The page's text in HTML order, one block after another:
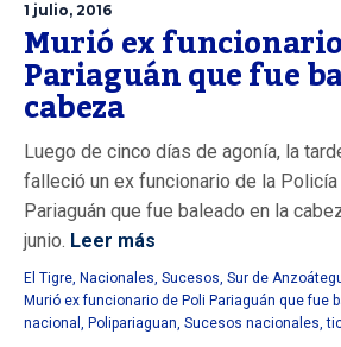
1 julio, 2016
Murió ex
Pariaguán que fue
cabeza
Luego de cinco días de agonía, la
falleció un ex funcionario de la
Pariaguán que fue baleado en la
junio. Leer más
El Tigre, Nacionales, Sucesos, Sur de
Murió ex funcionario de Poli Pariaguán que fue
nacional , Polipariaguan, Sucesos nacionales,